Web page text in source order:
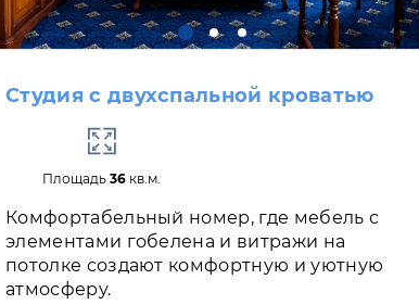
Студия с двухспальной кроватью
Площадь36 кв.м.
Комфортабельный номер, где мебель с
элементами гобелена и витражи на
потолке создают комфортную и уютную
атмосферу.